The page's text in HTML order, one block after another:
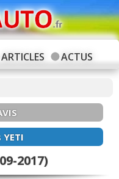
ARTICLES ACTUS
YETI
2017)